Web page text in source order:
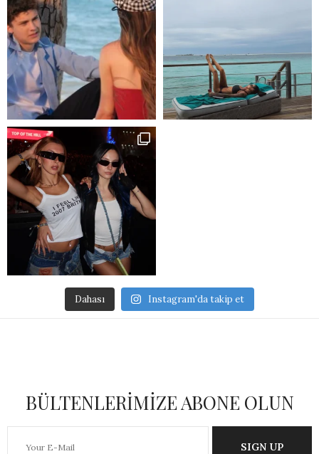
Dahası Instagram'da takip et
BÜLTENLERİMİZE ABONE OLUN
SIGN UP